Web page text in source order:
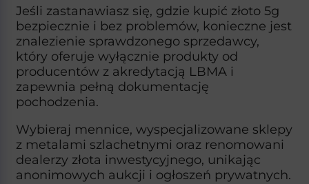
Jeśli zastanawiasz się, gdzie kupić złoto 5g
bezpiecznie i bez problemów, konieczne jest
znalezienie sprawdzonego sprzedawcy,
który oferuje wyłącznie produkty od
producentów z akredytacją LBMA i
zapewnia pełną dokumentację
pochodzenia.
Wybieraj mennice, wyspecjalizowane sklepy
z metalami szlachetnymi oraz renomowani
dealerzy złota inwestycyjnego, unikając
anonimowych aukcji i ogłoszeń prywatnych.​